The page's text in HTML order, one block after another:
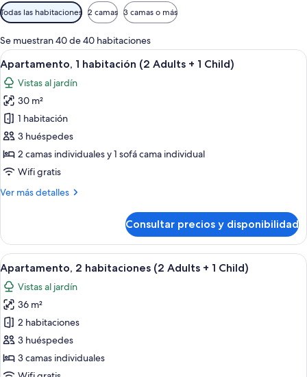
Filtros
disponibles
para
las
habitaciones
Todas las habitaciones 2 camas 3 camas o más
Se muestran 40 de 40 habitaciones
Abrir
todas
las
fotos
de
Apartamento,
1
habitación
Adults
Child)
Un balcón con mesa y sillas, un
6
Apartamento, 1 habitación (2 Adults + 1 Child)
Vistas al jardín
30 m²
1 habitación
3 huéspedes
2 camas individuales y 1 sofá cama individual
Wifi gratis
Ver más detalles
Más
1
habitación
(2
Adults
+
Child)
Consultar precios y disponibilidad
Abrir
todas
las
fotos
de
Apartamento,
2
habitaciones
Una sala moderna con un sofá azul,
6
Apartamento, 2 habitaciones (2 Adults + 1 Child)
Vistas al jardín
36 m²
2 habitaciones
3 huéspedes
3 camas individuales